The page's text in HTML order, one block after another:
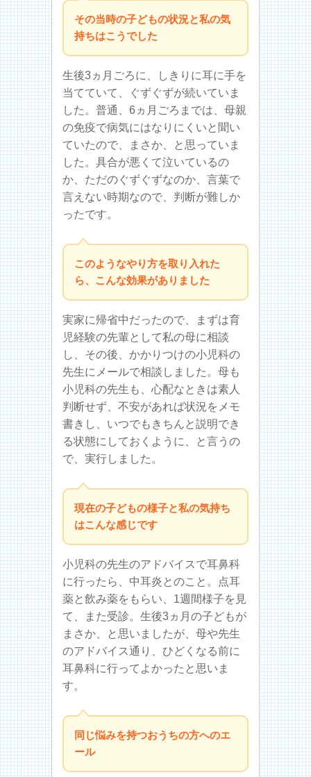
その当時の子どもの状況と私の気
持ちはこうでした
生後3ヵ月ごろに、しきりに耳に手を
当てていて、ぐずぐずが続いていま
した。普通、6ヵ月ごろまでは、母親
の免疫で病気にはなりにくいと聞い
ていたので、まさか、と思っていま
した。具合が悪くて泣いているの
か、ただのぐずぐずなのか、言葉で
言えない時期なので、判断が難しか
ったです。
このようなやり方を取り入れた
ら、こんな効果がありました
実家に帰省中だったので、まずは育
児経験の先輩として私の母に相談
し、その後、かかりつけの小児科の
先生にメールで相談しました。母も
小児科の先生も、心配なときは素人
判断せず、不安があれば状況をメモ
書きし、いつでもきちんと説明でき
る状態にしておくように、と言うの
で、実行しました。
現在の子どもの様子と私の気持ち
はこんな感じです
小児科の先生のアドバイスで耳鼻科
に行ったら、中耳炎とのこと。点耳
薬と飲み薬をもらい、1週間様子を見
て、また受診。生後3ヵ月の子どもが
まさか、と思いましたが、母や先生
のアドバイス通り、ひどくなる前に
耳鼻科に行ってよかったと思いま
す。
同じ悩みを持つおうちの方へのエ
ール